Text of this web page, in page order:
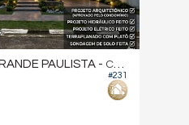
#231
PAULISTA - CENTRO